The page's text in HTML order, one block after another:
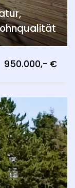
950.000,- €